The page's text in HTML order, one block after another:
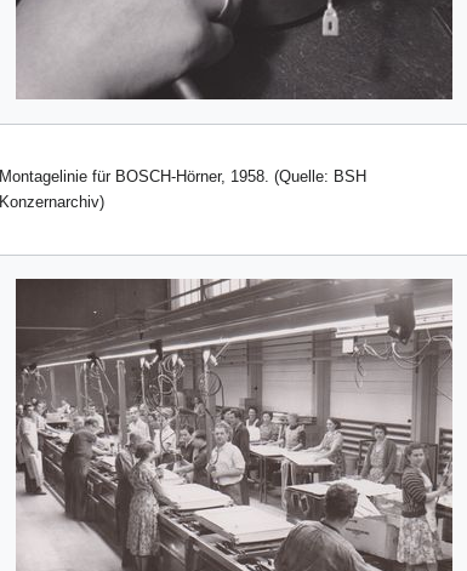
Montagelinie für BOSCH-Hörner, 1958. (Quelle: BSH
Konzernarchiv)